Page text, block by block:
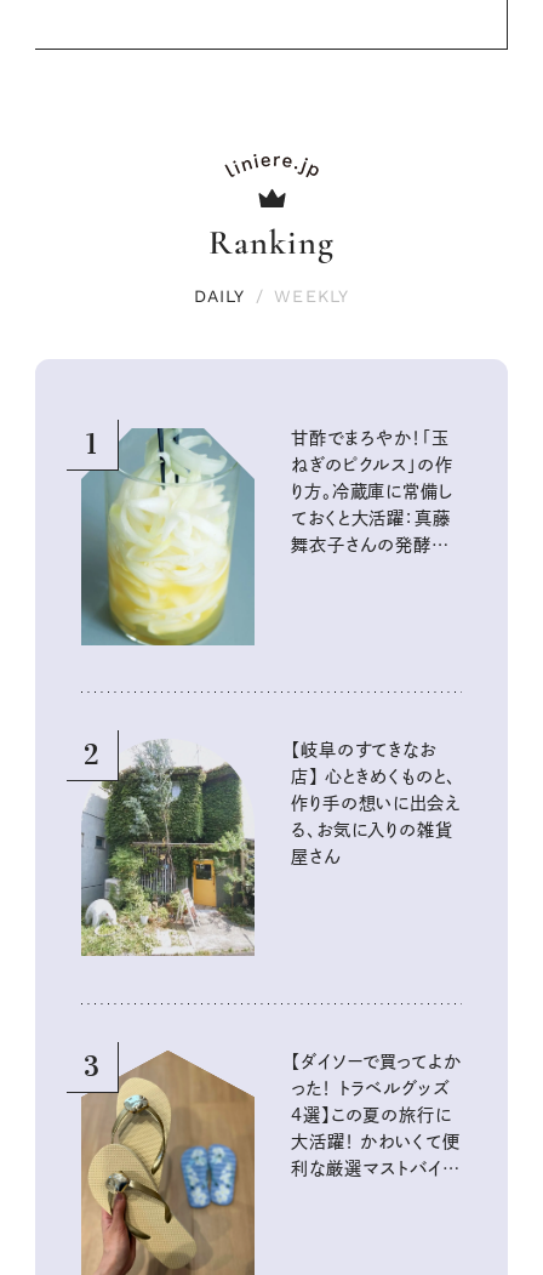
Ranking
DAILY / WEEKLY
1
甘酢でまろやか！「玉
ねぎのピクルス」の作
り方。冷蔵庫に常備し
ておくと大活躍：真藤
舞衣子さんの発酵と
2
【岐阜のすてきなお
店】 心ときめくものと、
作り手の想いに出会え
る、お気に入りの雑貨
屋さん
3
【ダイソーで買ってよか
った！ トラベルグッズ
4選】この夏の旅行に
大活躍！ かわいくて便
利な厳選マストバイア